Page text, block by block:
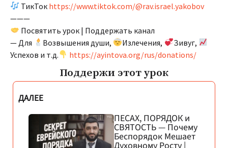
ТикТок https://www.tiktok.com/@rav.israel.yakobov
———
Посвятить урок | Поддержать канал
— Для
Возвышения души, Излечения,
Зивуг,
Успехов и т.д.
https://ayintova.org/rus/donations/
Поддержи этот урок
ДАЛЕЕ
ПЕСАХ, ПОРЯДОК и
СВЯТОСТЬ — Почему
Беспорядок Мешает